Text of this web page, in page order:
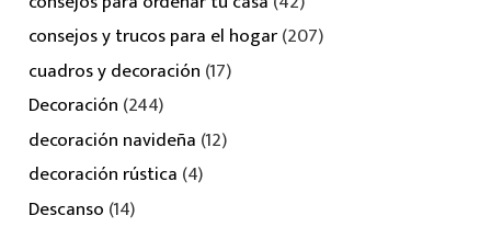
consejos y trucos para el hogar(207)
cuadros y decoración (17)
Decoración (244)
decoración navideña (12)
decoración rústica (4)
Descanso (14)